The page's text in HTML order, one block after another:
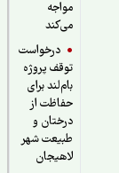
درخواست
توقف پروژه
بام‌لند برای
حفاظت از
درختان و
طبیعت شهر
لاهیجان